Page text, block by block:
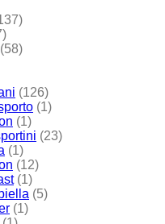
(58)
(126)
(1)
(1)
(23)
(1)
(12)
(1)
(5)
(1)